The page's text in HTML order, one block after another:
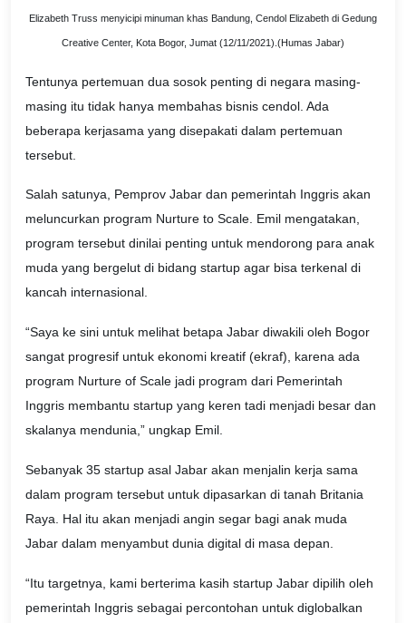
Elizabeth Truss menyicipi minuman khas Bandung, Cendol Elizabeth di Gedung
Creative Center, Kota Bogor, Jumat (12/11/2021).(Humas Jabar)
Tentunya pertemuan dua sosok penting di negara masing-
masing itu tidak hanya membahas bisnis cendol. Ada
beberapa kerjasama yang disepakati dalam pertemuan
tersebut.
Salah satunya, Pemprov Jabar dan pemerintah Inggris akan
meluncurkan program Nurture to Scale. Emil mengatakan,
program tersebut dinilai penting untuk mendorong para anak
muda yang bergelut di bidang startup agar bisa terkenal di
kancah internasional.
“Saya ke sini untuk melihat betapa Jabar diwakili oleh Bogor
sangat progresif untuk ekonomi kreatif (ekraf), karena ada
program Nurture of Scale jadi program dari Pemerintah
Inggris membantu startup yang keren tadi menjadi besar dan
skalanya mendunia,” ungkap Emil.
Sebanyak 35 startup asal Jabar akan menjalin kerja sama
dalam program tersebut untuk dipasarkan di tanah Britania
Raya. Hal itu akan menjadi angin segar bagi anak muda
Jabar dalam menyambut dunia digital di masa depan.
“Itu targetnya, kami berterima kasih startup Jabar dipilih oleh
pemerintah Inggris sebagai percontohan untuk diglobalkan